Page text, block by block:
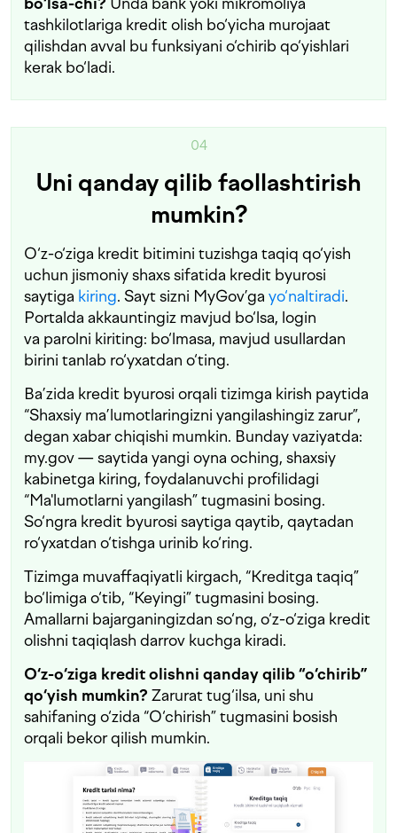
tashkilotlariga kredit olish bo‘yicha murojaat
qilishdan avval bu funksiyani o‘chirib qo‘yishlari
kerak bo‘ladi.
04
Uni qanday qilib faollashtirish
mumkin?
O‘z-o‘ziga kredit bitimini tuzishga taqiq qo‘yish
uchun jismoniy shaxs sifatida kredit byurosi
saytiga kiring. Sayt sizni MyGov’ga yo‘naltiradi.
Portalda akkauntingiz mavjud bo‘lsa, login
va parolni kiriting: bo‘lmasa, mavjud usullardan
birini tanlab ro‘yxatdan o‘ting.
Ba’zida kredit byurosi orqali tizimga kirish paytida
“Shaxsiy ma’lumotlaringizni yangilashingiz zarur”,
degan xabar chiqishi mumkin. Bunday vaziyatda:
my.gov — saytida yangi oyna oching, shaxsiy
kabinetga kiring, foydalanuvchi profilidagi
“Ma'lumotlarni yangilash” tugmasini bosing.
So‘ngra kredit byurosi saytiga qaytib, qaytadan
ro‘yxatdan o‘tishga urinib ko‘ring.
Tizimga muvaffaqiyatli kirgach, “Kreditga taqiq”
bo‘limiga o‘tib, “Keyingi” tugmasini bosing.
Amallarni bajarganingizdan so‘ng, o‘z-o‘ziga kredit
olishni taqiqlash darrov kuchga kiradi.
O‘z-o‘ziga kredit olishni qanday qilib “o‘chirib”
qo‘yish mumkin? Zarurat tug‘ilsa, uni shu
sahifaning o‘zida “O‘chirish” tugmasini bosish
orqali bekor qilish mumkin.